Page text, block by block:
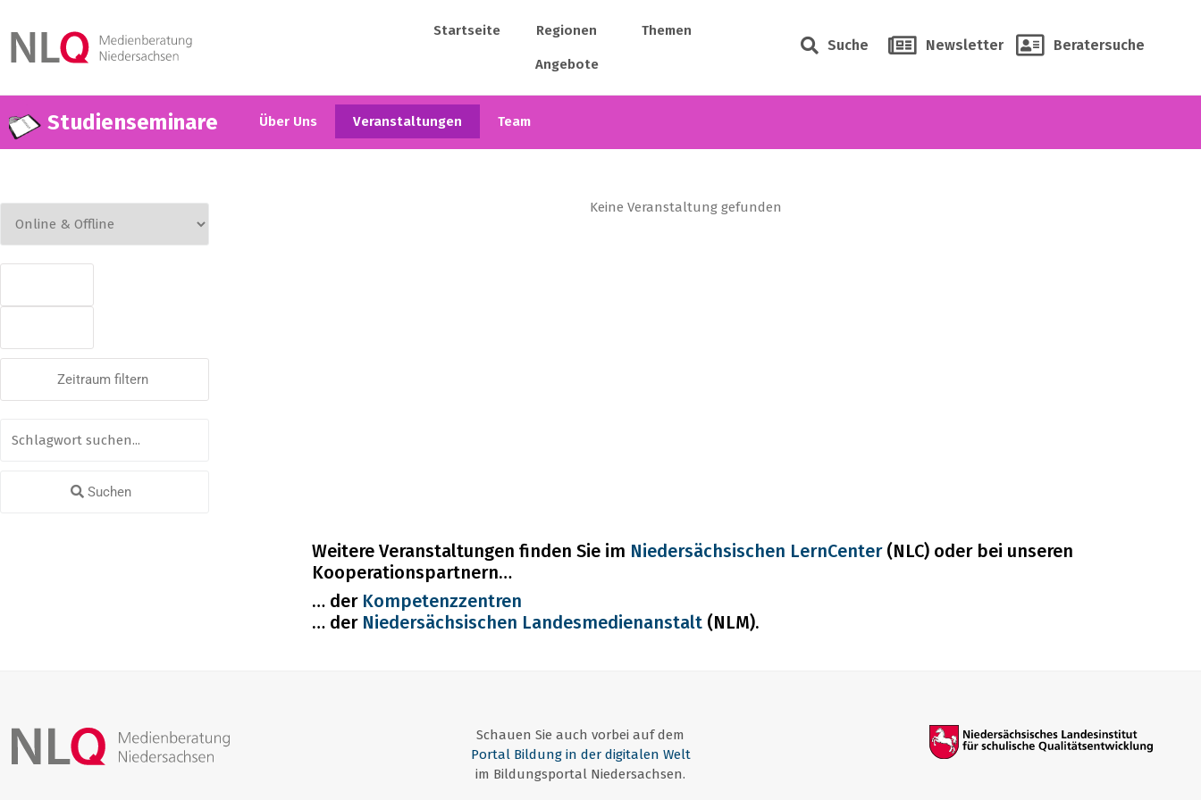
Startseite Regionen Themen
Angebote
Suche Newsletter Beratersuche
Studienseminare Über Uns Veranstaltungen Team
Zeitraum filtern
Suchen
Keine Veranstaltung gefunden
Weitere Veranstaltungen finden Sie im Niedersächsischen LernCenter(NLC) oder bei unseren
Kooperationspartnern…
… der Kompetenzzentren
… der Niedersächsischen Landesmedienanstalt(NLM).
Schauen Sie auch vorbei auf dem
Portal Bildung in der digitalen Welt
im Bildungsportal Niedersachsen.